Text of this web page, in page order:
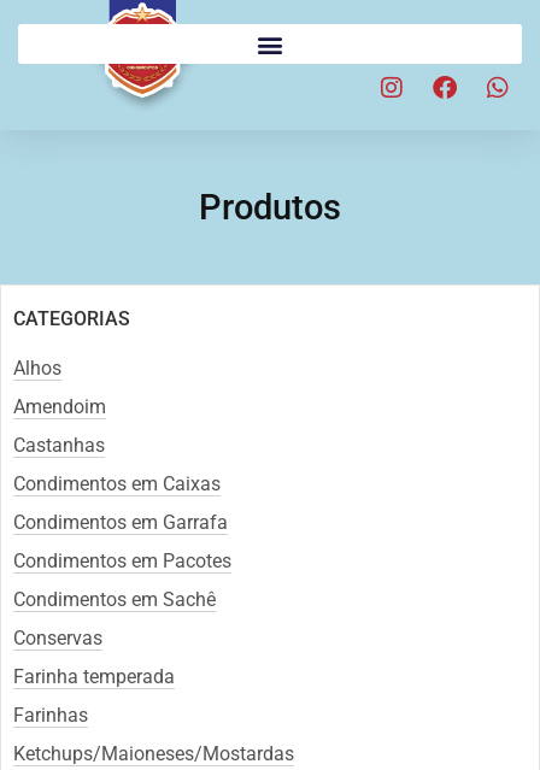
Produtos
CATEGORIAS
Alhos
Amendoim
Castanhas
Condimentos em Caixas
Condimentos em Garrafa
Condimentos em Pacotes
Condimentos em Sachê
Conservas
Farinha temperada
Farinhas
Ketchups/Maioneses/Mostardas